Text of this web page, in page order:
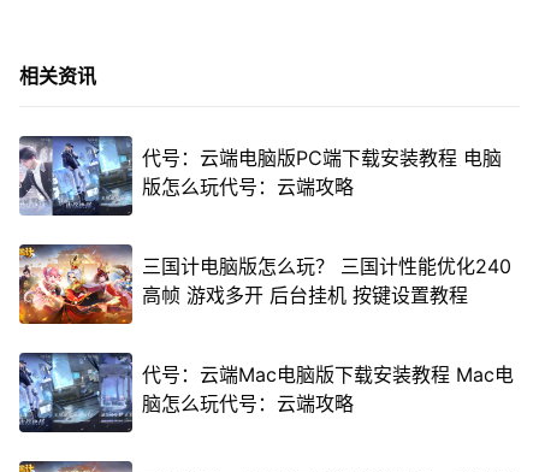
相关资讯
代号：云端电脑版PC端下载安装教程 电脑
版怎么玩代号：云端攻略
三国计电脑版怎么玩？ 三国计性能优化240
高帧 游戏多开 后台挂机 按键设置教程
代号：云端Mac电脑版下载安装教程 Mac电
脑怎么玩代号：云端攻略